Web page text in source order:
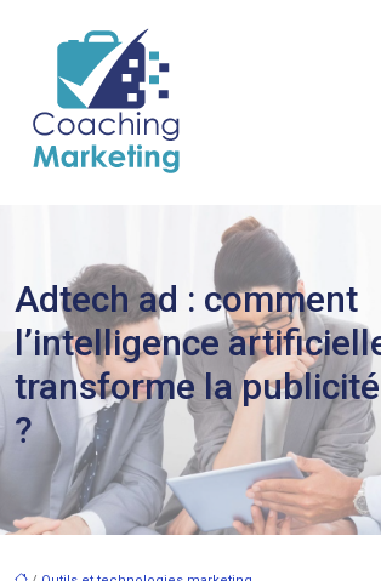
Adtech ad : comment
l’intelligence
transforme la
?